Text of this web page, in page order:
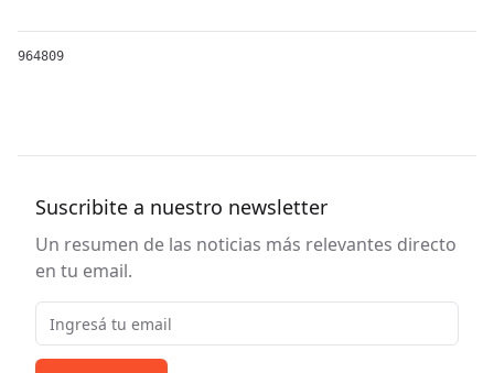
964809
Suscribite a nuestro newsletter
Un resumen de las noticias más relevantes directo
en tu email.
Email